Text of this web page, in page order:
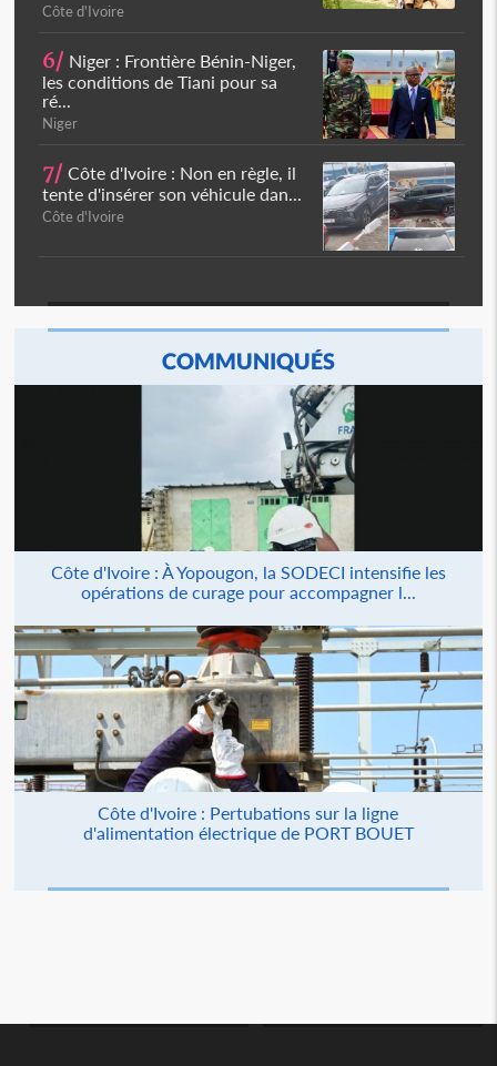
Côte d'Ivoire
6/ Niger : Frontière Bénin-Niger,
les conditions de Tiani pour sa
ré...
Niger
7/ Côte d'Ivoire : Non en règle, il
tente d'insérer son véhicule dan...
Côte d'Ivoire
COMMUNIQUÉS
Côte d'Ivoire : À Yopougon, la SODECI intensifie les
opérations de curage pour accompagner l...
Côte d'Ivoire : Pertubations sur la ligne
d'alimentation électrique de PORT BOUET